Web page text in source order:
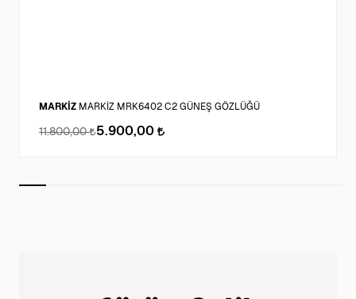
MARKİZ MARKİZ MRK6402 C2 GÜNEŞ GÖZLÜĞÜ
11.800,00 5.900,00